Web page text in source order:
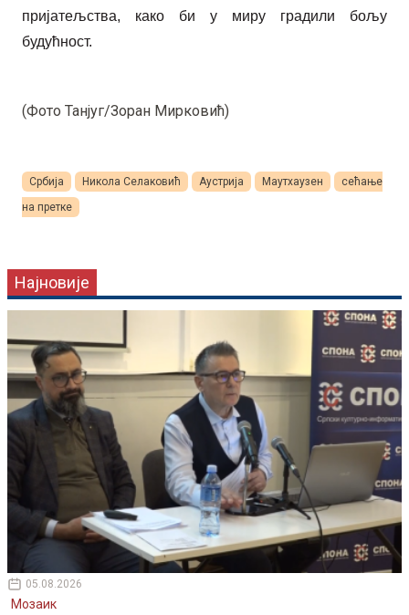
пријатељства, како би у миру градили бољу
будућност.
(Фото Танјуг/Зоран Мирковић)
Србија Никола Селаковић Аустрија Маутхаузен
сећање
на претке
Најновије
05.08.2026
Мозаик